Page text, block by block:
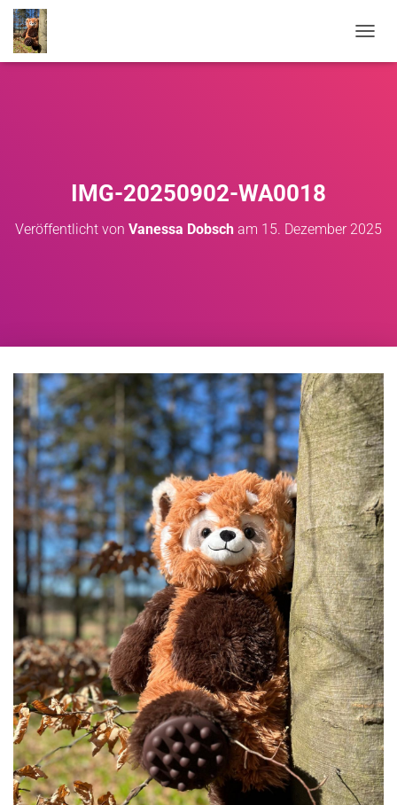
IMG-20250902-WA0018
Veröffentlicht von Vanessa Dobsch am 15. Dezember 2025